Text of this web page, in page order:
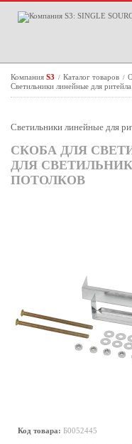
Компания S3 / Каталог товаров /
Светильники линейные для
Светильники линейные для
СКОБА ДЛЯ
ДЛЯ
ПОТОЛКОВ
Код товара: Б0052445